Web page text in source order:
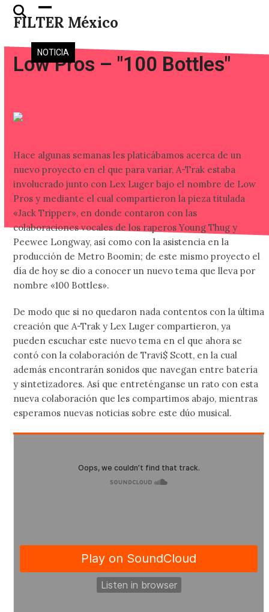
Skip
FILTER México
Open
mobile
menu
Close
mobile
menu
NOTICIA
Low Pros – "100 Bottles"
Hace algunas semanas les platicábamos acerca de un
nuevo proyecto en el que para variar, A-Trak estaba
involucrado junto con Lex Luger bajo el nombre de Low
Pros y mediante el cual compartieron la pieza titulada
«Jack Tripper», en donde contaron con las
colaboraciones vocales de los raperos Young Thug y
Peewee Longway, así como con la asistencia en la
producción de Metro Boomin; de este mismo proyecto el
día de hoy se dio a conocer un nuevo tema que lleva por
nombre «100 Bottles».
De modo que si no quedaron nada contentos con la última
creación que A-Trak y Lex Luger compartieron, ya
pueden escuchar este nuevo tema en el que ahora se
contó con la colaboración de Travi$ Scott, en la cual
además encontrarán sonidos que navegan entre batería
y sintetizadores. Así que entreténganse un rato con esta
nueva colaboración que les compartimos abajo, mientras
esperamos nuevas noticias sobre este dúo musical.